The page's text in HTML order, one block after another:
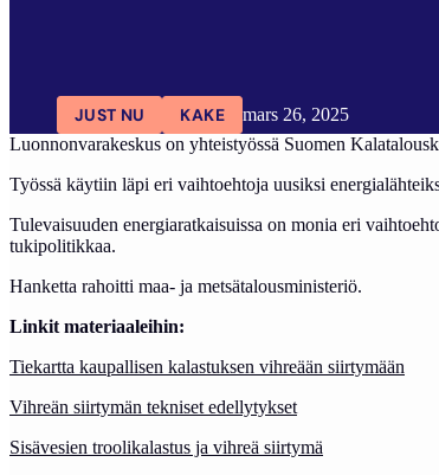
JUST NU KAKE
mars 26, 2025
Luonnonvarakeskus on yhteistyössä Suomen
Työssä käytiin läpi eri vaihtoehtoja uusiksi
Tulevaisuuden energiaratkaisuissa on monia eri
tukipolitikkaa.
Hanketta rahoitti maa- ja metsätalousministeriö.
Linkit materiaaleihin:
Tiekartta kaupallisen kalastuksen vihreään siirtymään
Vihreän siirtymän tekniset edellytykset
Sisävesien troolikalastus ja vihreä siirtymä